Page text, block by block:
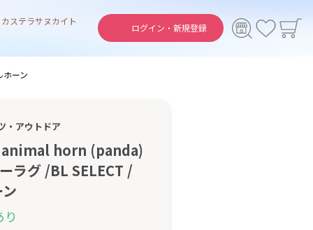
ログイン・ 新規登録
カステラサヌカイト
ーン
・アウトドア
animal horn (panda)
ラグ /BL SELECT /
り